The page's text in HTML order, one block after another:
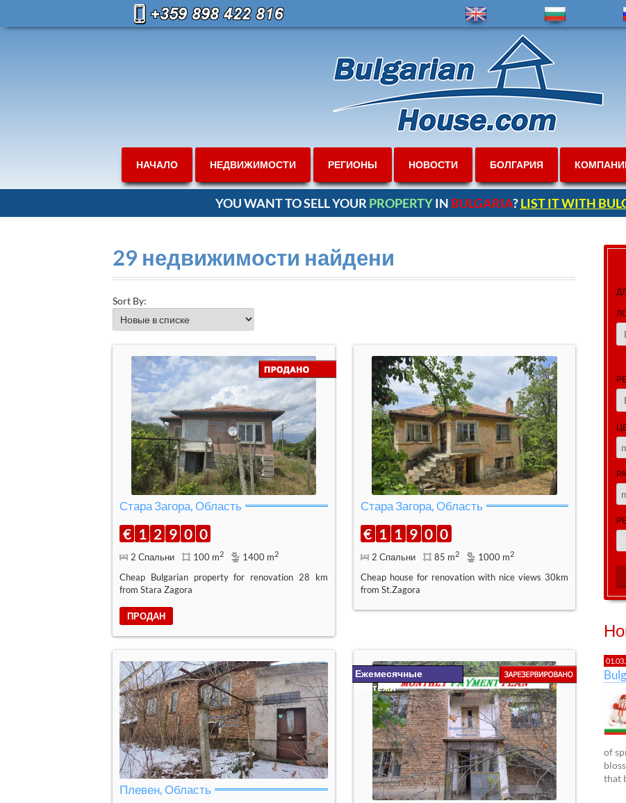
НАЧАЛО НЕДВИЖИМОСТИ РЕГИОНЫ НОВОСТИ БОЛГАРИЯ
YOU WANT TO SELL YOUR PROPERTYIN BULGARIA?LIST IT WITH
29 недвижимости найдени
Sort By:
Стара Загора, Область
€ 1 2 9 0 0
2 Спальни 100 m2 1400 m2
Cheap Bulgarian property for renovation 28 km
from Stara Zagora
ПРОДАН
Стара Загора, Область
€ 1 1 9 0 0
2 Спальни 85 m2 1000 m2
Cheap house for renovation with nice views 30km
from St.Zagora
Плевен, Область
Ежемесячные
платежи
of
that